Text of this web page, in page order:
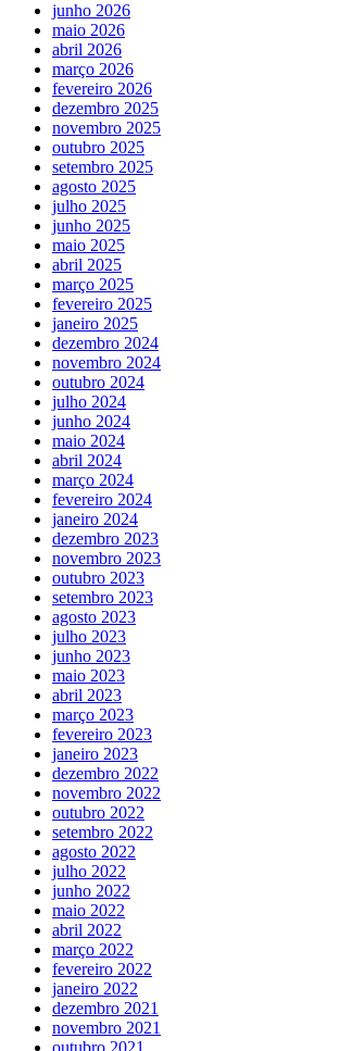
junho 2026
maio 2026
abril 2026
março 2026
fevereiro 2026
dezembro 2025
novembro 2025
outubro 2025
setembro 2025
agosto 2025
julho 2025
junho 2025
maio 2025
abril 2025
março 2025
fevereiro 2025
janeiro 2025
dezembro 2024
novembro 2024
outubro 2024
julho 2024
junho 2024
maio 2024
abril 2024
março 2024
fevereiro 2024
janeiro 2024
dezembro 2023
novembro 2023
outubro 2023
setembro 2023
agosto 2023
julho 2023
junho 2023
maio 2023
abril 2023
março 2023
fevereiro 2023
janeiro 2023
dezembro 2022
novembro 2022
outubro 2022
setembro 2022
agosto 2022
julho 2022
junho 2022
maio 2022
abril 2022
março 2022
fevereiro 2022
janeiro 2022
dezembro 2021
novembro 2021